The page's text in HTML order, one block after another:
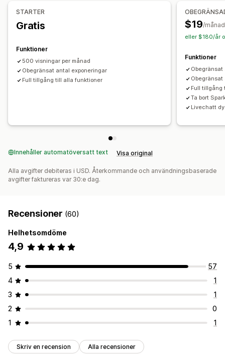
Videowidget
Mobilanpassning
Analysverktyg
Spårning av engagemang
STARTER
Gratis
Funktioner
500 visningar per månad
Obegränsat antal exponeringar
Full tillgång till alla funktioner
$19/månad
eller $180/år
Funktioner
Full tillgång
Ta bort
Livechatt
Innehåller automatöversatt text Visa original
Alla avgifter debiteras i USD. Återkommande och användningsbaserade
avgifter faktureras var 30:e dag.
Recensioner (60)
Helhetsomdöme
4,9
5
57
4
1
3
1
2
0
1
1
Skriv en recension Alla recensioner